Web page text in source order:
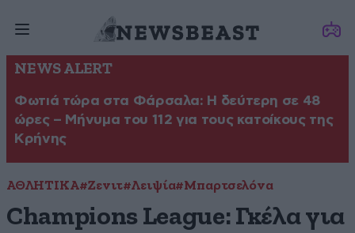
NEWS ALERT
Φωτιά τώρα στα Φάρσαλα: Η δεύτερη σε 48
ώρες – Μήνυμα του 112 για τους κατοίκους της
Κρήνης
ΑΘΛΗΤΙΚΑ#Ζενιτ#Λειψία#Μπαρτσελόνα
Champions League: Γκέλα για